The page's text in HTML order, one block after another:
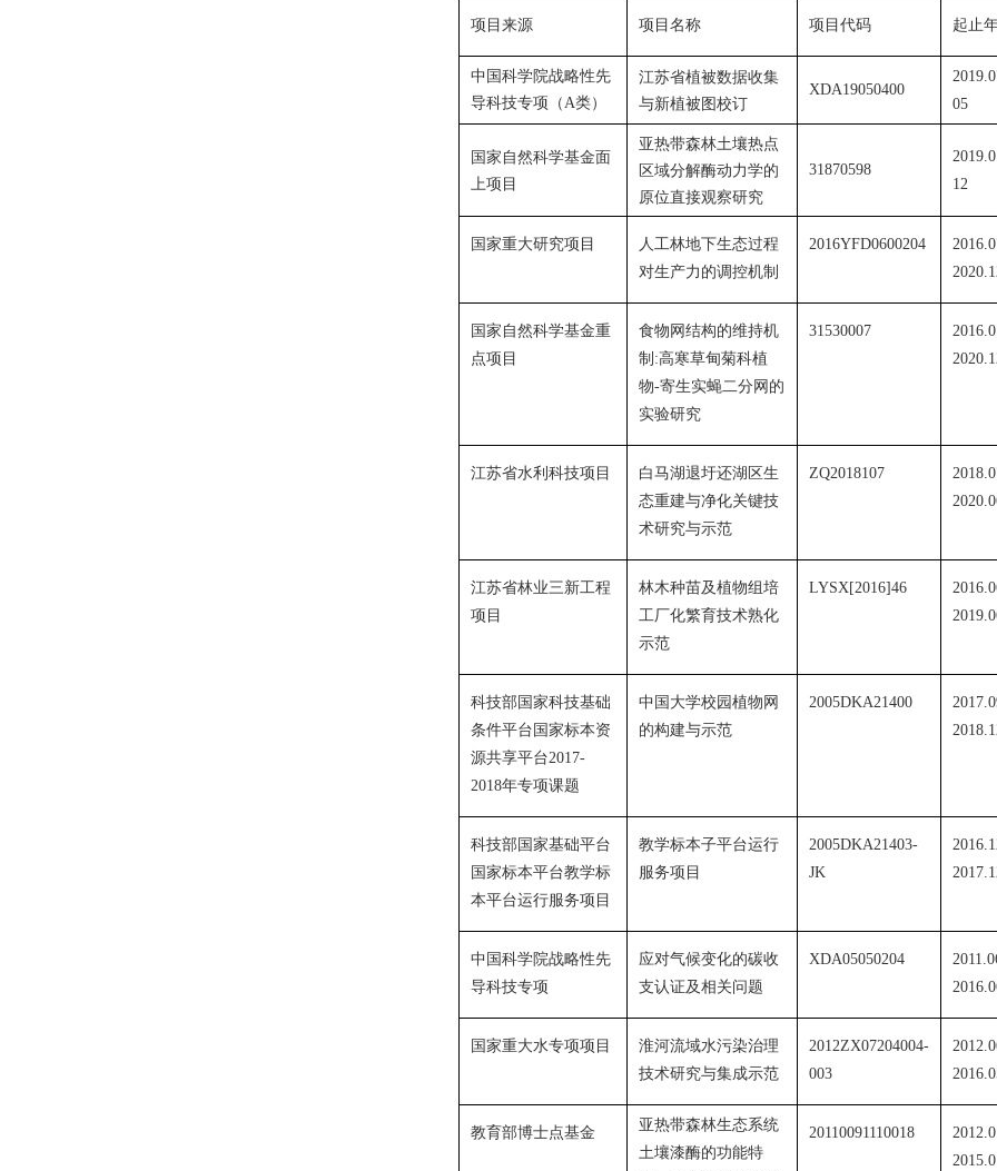
项目来源 项目名称 项目代码 起止
中国科学院战略性先
导科技专项（A类）
江苏省植被数据收集
与新植被图校订
XDA19050400
05
国家自然科学基金面
上项目
亚热带森林土壤热点
区域分解酶动力学的
原位直接观察研究
31870598
12
国家重大研究项目
人工林地下生态过程
对生产力的调控机制
2016YFD0600204
国家自然科学基金重
点项目
食物网结构的维持机
制 :高寒草甸菊科植
物-寄生实蝇二分网的
实验研究
31530007
江苏省水利科技项目
白马湖退圩还湖区生
态重建与净化关键技
术研究与示范
ZQ2018107
江苏省林业三新工程
项目
林木种苗及植物组培
工厂化繁育技术熟化
示范
LYSX[2016]46
科技部国家科技基础
条件平台国家标本资
源共享平台2017-
2018年专项课题
中国大学校园植物网
的构建与示范
2005DKA21400
科技部国家基础平台
国家标本平台教学标
本平台运行服务项目
教学标本子平台运行
服务项目
2005DKA21403-
JK
中国科学院战略性先
导科技专项
应对气候变化的碳收
支认证及相关问题
XDA05050204
国家重大水专项项目
淮河流域水污染治理
技术研究与集成示范
2012ZX07204004-
003
教育部博士点基金
亚热带森林生态系统
土壤漆酶的功能特
20110091110018